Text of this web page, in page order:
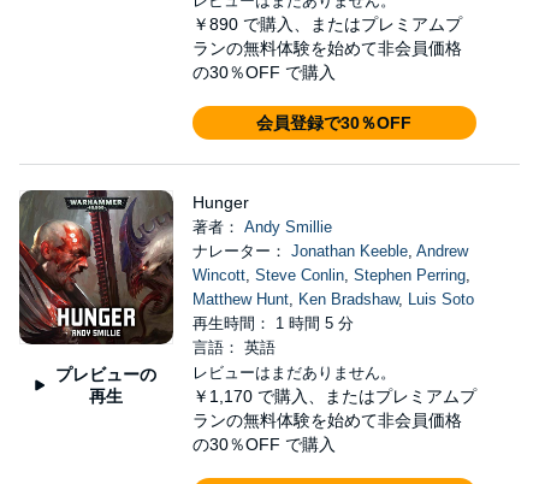
￥890 で購入、またはプレミアムプ
ランの無料体験を始めて非会員価格
の30％OFF で購入
会員登録で30％OFF
プレビューの
再生
Hunger
著者： Andy Smillie
ナレーター： Jonathan Keeble, Andrew
Wincott, Steve Conlin, Stephen Perring,
Matthew Hunt, Ken Bradshaw, Luis Soto
再生時間： 1 時間 5 分
言語： 英語
レビューはまだありません。
￥1,170 で購入、またはプレミアムプ
ランの無料体験を始めて非会員価格
の30％OFF で購入